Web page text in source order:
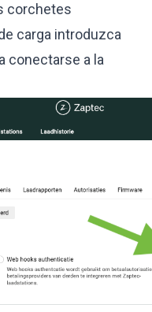
corchetes
carga introduzca
conectarse a la